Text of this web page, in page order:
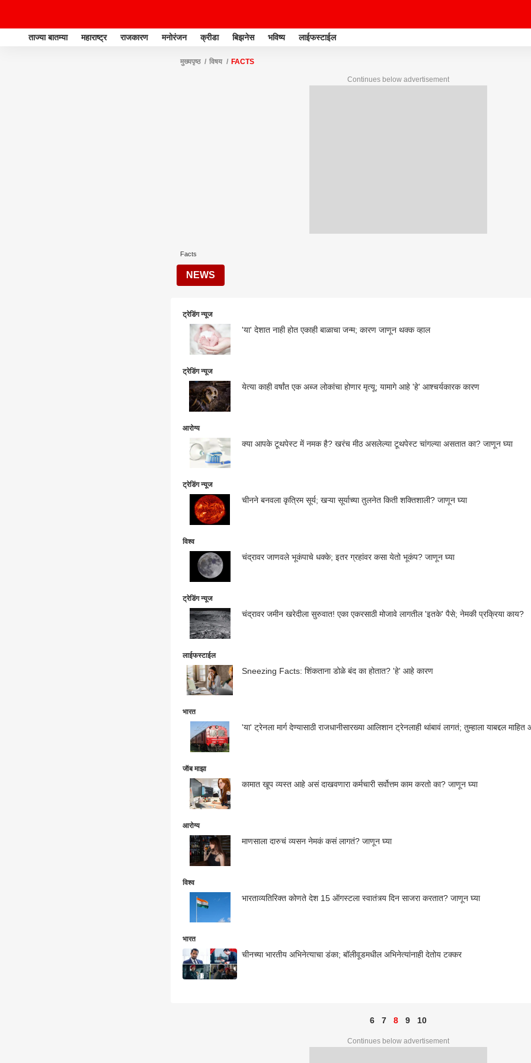
ताज्या बातम्या महाराष्ट्र राजकारण मनोरंजन क्रीडा बिझनेस भविष्य लाईफस्टाईल
मुख्यपृष्ठ विषय FACTS
Continues below advertisement
Facts
NEWS
ट्रेडिंग न्यूज
'या' देशात नाही होत एकाही बाळाचा जन्म; कारण जाणून थक्क व्हाल
ट्रेडिंग न्यूज
येत्या काही वर्षांत एक अब्ज लोकांचा होणार मृत्यू; यामागे आहे 'हे' आश्चर्यकारक कारण
आरोग्य
क्या आपके टूथपेस्ट में नमक है? खरंच मीठ असलेल्या टूथपेस्ट चांगल्या असतात का? जाणून घ्या
ट्रेडिंग न्यूज
चीनने बनवला कृत्रिम सूर्य; खऱ्या सूर्याच्या तुलनेत किती शक्तिशाली? जाणून घ्या
विश्व
चंद्रावर जाणवले भूकंपाचे धक्के; इतर ग्रहांवर कसा येतो भूकंप? जाणून घ्या
ट्रेडिंग न्यूज
चंद्रावर जमीन खरेदीला सुरुवात! एका एकरसाठी मोजावे लागतील 'इतके' पैसे; नेमकी प्रक्रिया काय?
लाईफस्टाईल
Sneezing Facts: शिंकताना डोळे बंद का होतात? 'हे' आहे कारण
भारत
'या' ट्रेनला मार्ग देण्यासाठी राजधानीसारख्या आलिशान ट्रेनलाही थांबावं लागतं; तुम्हाला याबद्दल
जॅाब माझा
कामात खूप व्यस्त आहे असं दाखवणारा कर्मचारी सर्वोत्तम काम करतो का? जाणून घ्या
आरोग्य
माणसाला दारुचं व्यसन नेमकं कसं लागतं? जाणून घ्या
विश्व
भारताव्यतिरिक्त कोणते देश 15 ऑगस्टला स्वातंत्र्य दिन साजरा करतात? जाणून घ्या
भारत
चीनच्या भारतीय अभिनेत्याचा डंका; बॉलीवूडमधील अभिनेत्यांनाही देतोय टक्कर
6 7 8 9 10
Continues below advertisement